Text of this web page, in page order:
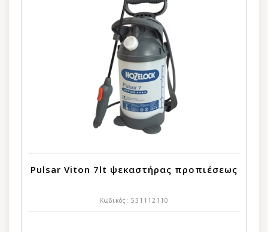
Pulsar Viton 7lt ψεκαστήρας προπιέσεως
Κωδικός: 531112110